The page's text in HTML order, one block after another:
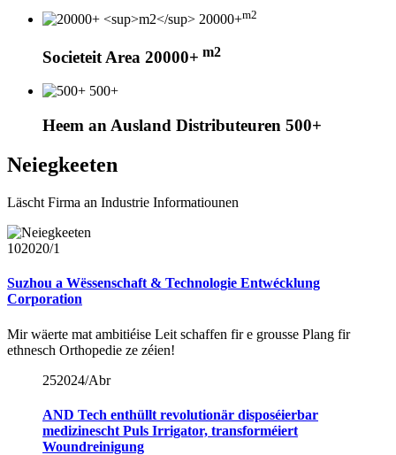
20000+m2
Societeit Area 20000+ m2
500+
Heem an Ausland Distributeuren 500+
Neiegkeeten
Läscht Firma an Industrie Informatiounen
102020/1
Suzhou a Wëssenschaft & Technologie Entwécklung
Corporation
Mir wäerte mat ambitiéise Leit schaffen fir e grousse Plang fir
ethnesch Orthopedie ze zéien!
252024/Abr
AND Tech enthüllt revolutionär disposéierbar
medizinescht Puls Irrigator, transforméiert
Woundreinigung